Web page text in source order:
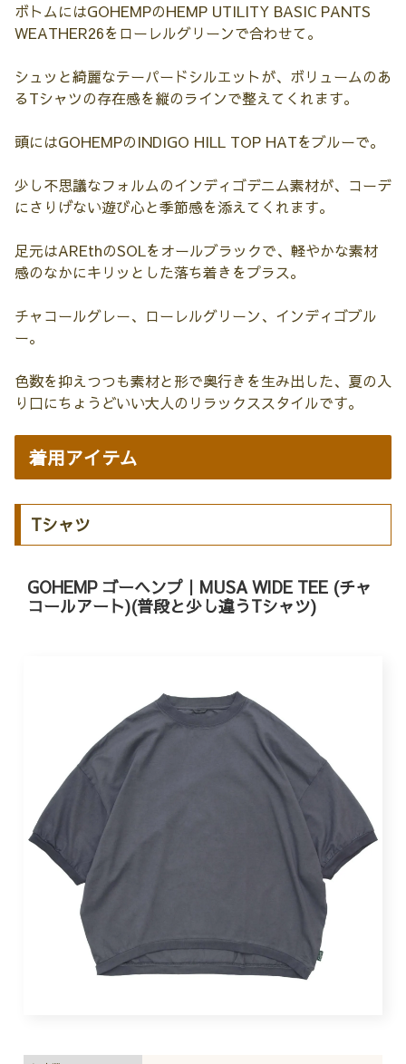
ボトムにはGOHEMPのHEMP UTILITY BASIC PANTS
WEATHER26をローレルグリーンで合わせて。
シュッと綺麗なテーパードシルエットが、ボリュームのあ
るTシャツの存在感を縦のラインで整えてくれます。
頭にはGOHEMPのINDIGO HILL TOP HATをブルーで。
少し不思議なフォルムのインディゴデニム素材が、コーデ
にさりげない遊び心と季節感を添えてくれます。
足元はAREthのSOLをオールブラックで、軽やかな素材
感のなかにキリッとした落ち着きをプラス。
チャコールグレー、ローレルグリーン、インディゴブル
ー。
色数を抑えつつも素材と形で奥行きを生み出した、夏の入
り口にちょうどいい大人のリラックススタイルです。
着用アイテム
Tシャツ
GOHEMP ゴーヘンプ｜MUSA WIDE TEE (チャ
コールアート)(普段と少し違うTシャツ)